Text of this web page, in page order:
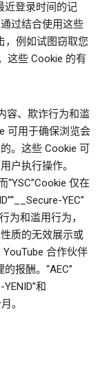
近登录时间的记
过结合使用这些
，例如试图窃取您
这些 Cookie 的有
容、欺诈行为和滥
可用于确保浏览会
。这些 Cookie 可
户执行操作。
“YSC”Cookie 仅在
YEC”
为和滥用行为，
质的无效展示或
合作伙伴
报酬。“AEC”
和
。